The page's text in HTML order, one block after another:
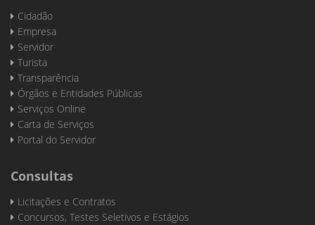
Cidadão
Empresa
Servidor
Turista
Transparência
Órgãos e Entidades Públicas
Serviços Online
Carta de Serviços
Portal do Servidor
Consultas
Licitações e Contratos
Concursos, Testes Seletivos e Estágios